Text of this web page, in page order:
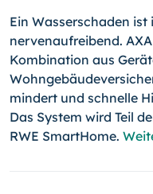
Ein Wasserschaden
nervenaufrei­bend.
Kombination aus
mindert und schnelle
Das System wird Teil
RWE SmartHome.